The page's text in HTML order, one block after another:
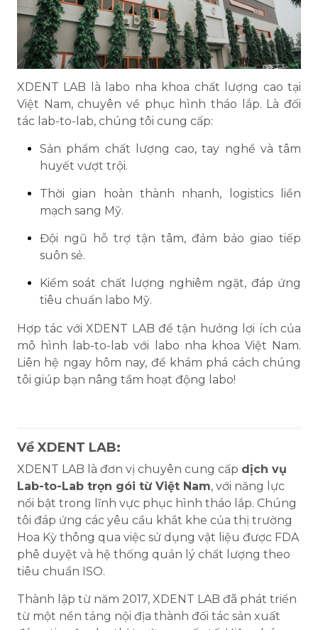
XDENT LAB là labo nha khoa chất lượng cao tại
Việt Nam, chuyên về phục hình tháo lắp. Là đối
tác lab-to-lab, chúng tôi cung cấp:
Sản phẩm chất lượng cao, tay nghề và tâm
huyết vượt trội.
Thời gian hoàn thành nhanh, logistics liền
mạch sang Mỹ.
Đội ngũ hỗ trợ tận tâm, đảm bảo giao tiếp
suôn sẻ.
Kiểm soát chất lượng nghiêm ngặt, đáp ứng
tiêu chuẩn labo Mỹ.
Hợp tác với XDENT LAB để tận hưởng lợi ích của
mô hình lab-to-lab với labo nha khoa Việt Nam.
Liên hệ ngay hôm nay, để khám phá cách chúng
tôi giúp bạn nâng tầm hoạt động labo!
Về XDENT LAB:
XDENT LAB là đơn vị chuyên cung cấp dịch vụ
Lab-to-Lab trọn gói từ Việt Nam, với năng lực
nổi bật trong lĩnh vực phục hình tháo lắp. Chúng
tôi đáp ứng các yêu cầu khắt khe của thị trường
Hoa Kỳ thông qua việc sử dụng vật liệu được FDA
phê duyệt và hệ thống quản lý chất lượng theo
tiêu chuẩn ISO.
Thành lập từ năm 2017, XDENT LAB đã phát triển
từ một nền tảng nội địa thành đối tác sản xuất